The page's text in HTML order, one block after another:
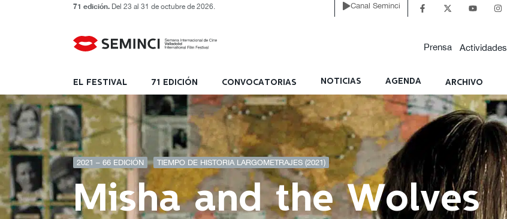
71 edición. Del 23 al 31 de octubre de 2026. Canal Seminci
Prensa Actividades
EL FESTIVAL 71 EDICIÓN CONVOCATORIAS NOTICIAS AGENDA ARCHIVO
2021 – 66 EDICIÓN TIEMPO DE HISTORIA LARGOMETRAJES (2021)
Misha and the Wolves